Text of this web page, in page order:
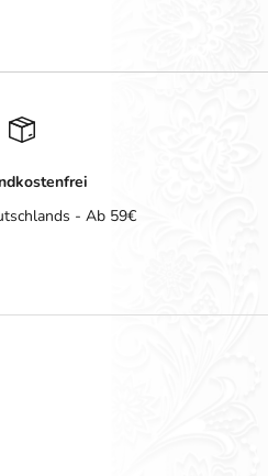
- Ab 59€